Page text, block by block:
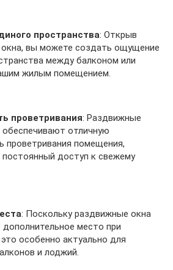
пространства: Открыв
вы можете создать ощущение
между балконом или
жилым помещением.
проветривания: Раздвижные
обеспечивают отличную
проветривания помещения,
постоянный доступ к свежему
: Поскольку раздвижные окна
место при
особенно актуально для
и лоджий.